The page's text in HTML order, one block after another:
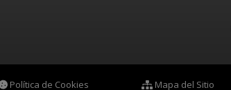
Política de Cookies Mapa del Sitio